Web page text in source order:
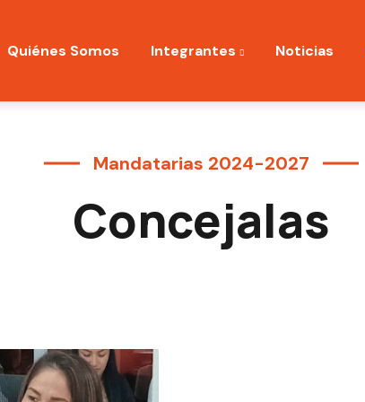
Quiénes Somos Integrantes Noticias
Mandatarias 2024-2027
Concejalas